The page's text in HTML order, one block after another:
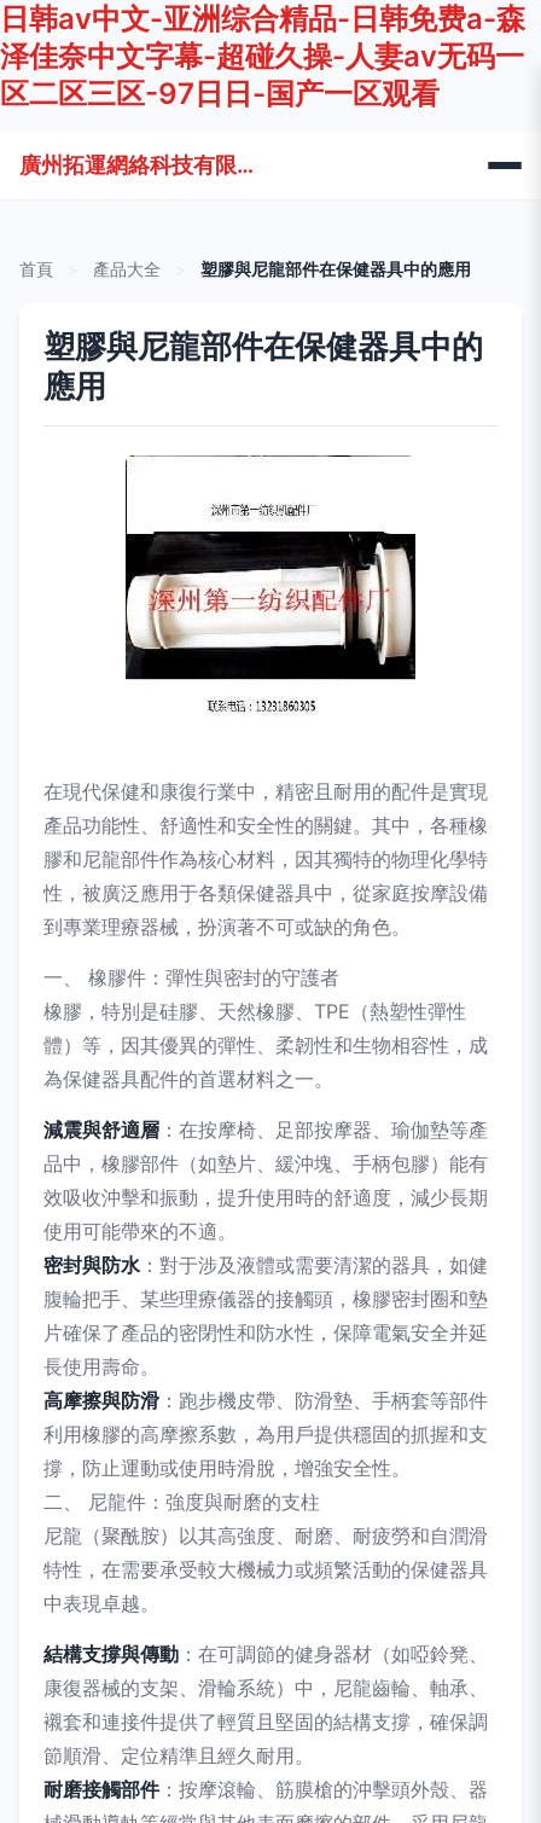
日韩av中文-亚洲综合精品-日韩免费a-森
泽佳奈中文字幕-超碰久操-人妻av无码一
区二区三区-97日日-国产一区观看
廣州拓運網絡科技有限公司
首頁 產品大全 塑膠與尼龍部件在保健器具中的應用
塑膠與尼龍部件在保健器具中的
應用
在現代保健和康復行業中，精密且耐用的配件是實現
產品功能性、舒適性和安全性的關鍵。其中，各種橡
膠和尼龍部件作為核心材料，因其獨特的物理化學特
性，被廣泛應用于各類保健器具中，從家庭按摩設備
到專業理療器械，扮演著不可或缺的角色。
一、 橡膠件：彈性與密封的守護者
橡膠，特別是硅膠、天然橡膠、TPE（熱塑性彈性
體）等，因其優異的彈性、柔韌性和生物相容性，成
為保健器具配件的首選材料之一。
減震與舒適層 ：在按摩椅、足部按摩器、瑜伽墊等產
品中，橡膠部件（如墊片、緩沖塊、手柄包膠）能有
效吸收沖擊和振動，提升使用時的舒適度，減少長期
使用可能帶來的不適。
密封與防水：對于涉及液體或需要清潔的器具，如健
腹輪把手、某些理療儀器的接觸頭，橡膠密封圈和墊
片確保了產品的密閉性和防水性，保障電氣安全并延
長使用壽命。
高摩擦與防滑 ：跑步機皮帶、防滑墊、手柄套等部件
利用橡膠的高摩擦系數，為用戶提供穩固的抓握和支
撐，防止運動或使用時滑脫，增強安全性。
二、 尼龍件：強度與耐磨的支柱
尼龍（聚酰胺）以其高強度、耐磨、耐疲勞和自潤滑
特性，在需要承受較大機械力或頻繁活動的保健器具
中表現卓越。
結構支撐與傳動 ：在可調節的健身器材（如啞鈴凳、
康復器械的支架、滑輪系統）中，尼龍齒輪、軸承、
襯套和連接件提供了輕質且堅固的結構支撐，確保調
節順滑、定位精準且經久耐用。
耐磨接觸部件：按摩滾輪、筋膜槍的沖擊頭外殼、器